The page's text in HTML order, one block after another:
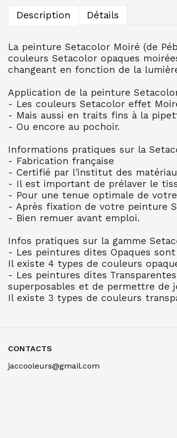
Description Détails
La peinture Setacolor Moiré (de
couleurs Setacolor opaques
changeant en fonction de la
Application de la peinture
- Les couleurs Setacolor effet
- Mais aussi en traits fins à la
- Ou encore au pochoir.
Informations pratiques sur la
- Fabrication française
- Certifié par l'institut des
- Il est important de prélaver le
- Pour une tenue optimale de
- Après fixation de votre peinture
- Bien remuer avant emploi.
Infos pratiques sur la gamme
- Les peintures dites Opaques
Il existe 4 types de couleurs
- Les peintures dites
superposables et de permettre de
Il existe 3 types de couleurs
CONTACTS
jaccooleurs@gmail.com